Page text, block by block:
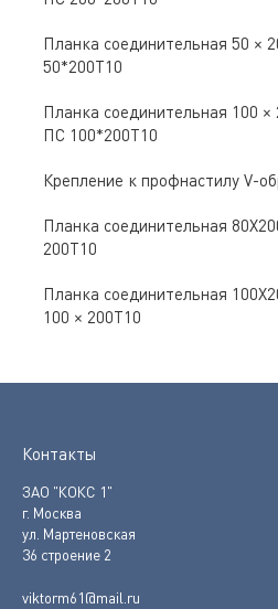
Планка соединительная 50 ×
50*200Т10
Планка соединительная 100
ПС 100*200Т10
Крепление к профнастилу V-
Планка соединительная
200Т10
Планка соединительная
100 × 200Т10
Контакты
ЗАО "КОКС 1"
г. Москва
ул. Мартеновская
36 строение 2
viktorm61@mail.ru